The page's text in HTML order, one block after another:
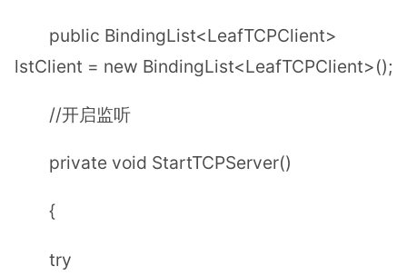
public BindingList<LeafTCPClient>
lstClient = new BindingList<LeafTCPClient>();
//开启监听
private void StartTCPServer()
{
try